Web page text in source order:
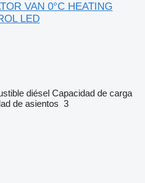
VAN 0°C HEATING
LED
diésel Capacidad de carga
de asientos 3